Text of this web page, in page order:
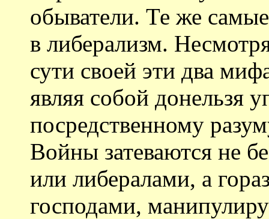
обыватели. Те же
в либерализм.
сути своей эти два
являя собой
посредственному
Войны затеваются не
или либералами, а
господами,